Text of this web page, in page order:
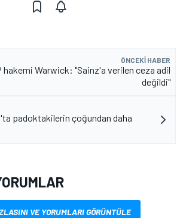
ÖNCEKI HABER
hakemi Warwick: "Sainz'a verilen ceza adil
değildi"
padoktakilerin çoğundan daha
VE YORUMLARI GÖRÜNTÜLE